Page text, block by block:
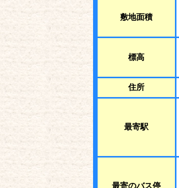
敷地面積
標高
住所
最寄駅
最寄のバス停